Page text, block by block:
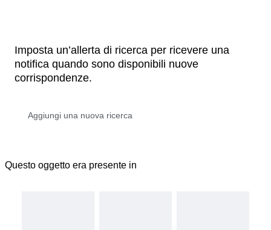
Imposta un’allerta di ricerca per ricevere una
notifica quando sono disponibili nuove
corrispondenze.
Questo oggetto era presente in